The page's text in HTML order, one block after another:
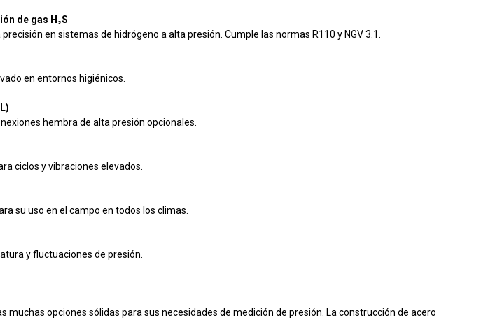
de gas H₂S
en sistemas de hidrógeno a alta presión. Cumple las normas R110 y NGV 3.1.
en entornos higiénicos.
hembra de alta presión opcionales.
ciclos y vibraciones elevados.
su uso en el campo en todos los climas.
y fluctuaciones de presión.
muchas opciones sólidas para sus necesidades de medición de presión . La construcción de acero